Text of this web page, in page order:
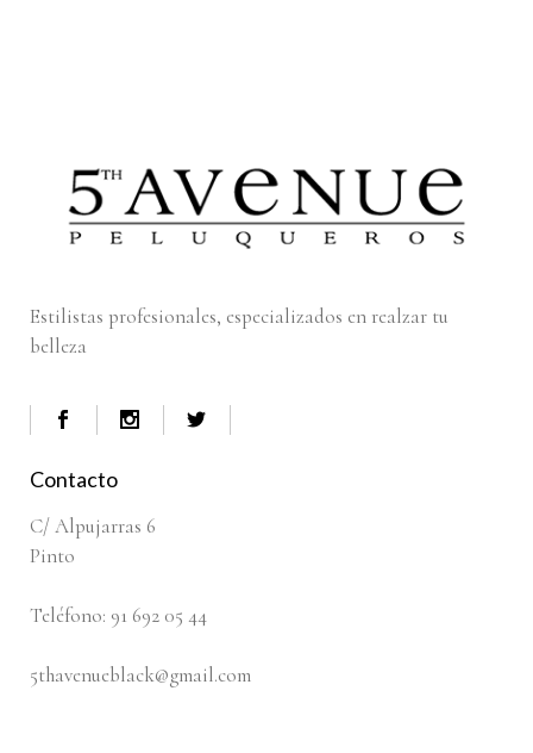
Estilistas profesionales, especializados en realzar tu
belleza
Contacto
C/ Alpujarras 6
Pinto
Teléfono: 91 692 05 44
5thavenueblack@gmail.com